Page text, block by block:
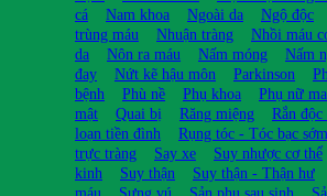
cá
Nam khoa Ngoài da Ngộ độc
trùng máu
Nhuận tràng Nhồi máu
da
Nôn ra máu Nấm móng Nấm
đay
Nứt kẽ hậu môn Parkinson
bệnh
Phù nề Phụ khoa Phụ nữ
mật
Quai bị Răng miệng Rắn độc
loạn tiền đình
Rụng tóc - Tóc bạc sớm
trực tràng
Say xe Suy nhược cơ thể
kinh
Suy thận Suy thận - Thận hư